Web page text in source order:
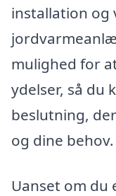
installation og
mulighed for
ydelser, så du
beslutning,
og dine behov.
Uanset om du